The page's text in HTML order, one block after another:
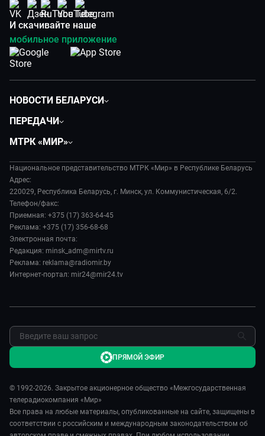
И скачивайте наше
мобильное приложение
НОВОСТИ БЕЛАРУСИ
Экономика
Происшествия
Наука и технологии
Здоровье и медицина
Авто
Культура
Спорт
ПЕРЕДАЧИ
Все как у людей
Вместе выгодно
Евразия. Культурно
Евразия. Регионы
Наши иностранцы
Пять причин поехать в...
Сделано в Содружестве
МТРК «МИР»
История
Руководство
Лица мира
Новости
Пресса о нас
Карьера
Реклама
Национальное представительство МТРК «Мир» в Республике Беларусь
Адрес:
220029, Республика Беларусь, г. Минск, ул. Коммунистическая, 6/2.
Телефон/факс:
Приемная: +375 (17) 363-64-45
Реклама: +375 (17) 356-68-68
Электронная почта:
Редакция: minsk_adm@mirtv.ru
Реклама: reklama@radiomir.by
Интернет-портал: mir24@mir24.tv
© 1992-2026. Закрытое акционерное общество «Межгосударственная
телерадиокомпания «Мир»
Все права на любые материалы, опубликованные на сайте, защищены в
соответствии с российским и международным законодательством об
ПРЯМОЙ ЭФИР